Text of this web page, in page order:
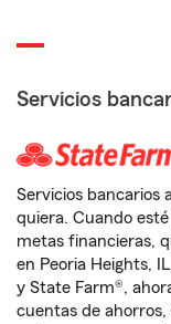
Servicios
Servicios bancarios
quiera. Cuando
metas financieras,
en Peoria Heights,
y State Farm®,
cuentas de